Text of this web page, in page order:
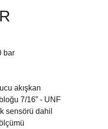
bar
akışkan
7/16” - UNF
sensörü dahil